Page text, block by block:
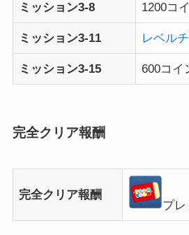
ミッション3-8 1200コ
ミッション3-11 レベル
ミッション3-15 600コイ
完全クリア報酬
完全クリア報酬
プレ